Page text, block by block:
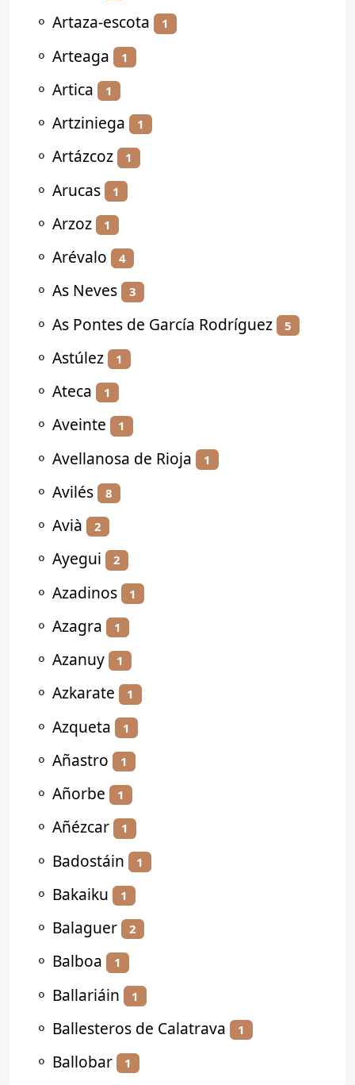
⚬ Artaza-escota 1
⚬ Arteaga 1
⚬ Artica 1
⚬ Artziniega 1
⚬ Artázcoz 1
⚬ Arucas 1
⚬ Arzoz 1
⚬ Arévalo 4
⚬ As Neves 3
⚬ As Pontes de García Rodríguez 5
⚬ Astúlez 1
⚬ Ateca 1
⚬ Aveinte 1
⚬ Avellanosa de Rioja 1
⚬ Avilés 8
⚬ Avià 2
⚬ Ayegui 2
⚬ Azadinos 1
⚬ Azagra 1
⚬ Azanuy 1
⚬ Azkarate 1
⚬ Azqueta 1
⚬ Añastro 1
⚬ Añorbe 1
⚬ Añézcar 1
⚬ Badostáin 1
⚬ Bakaiku 1
⚬ Balaguer 2
⚬ Balboa 1
⚬ Ballariáin 1
⚬ Ballesteros de Calatrava 1
⚬ Ballobar 1